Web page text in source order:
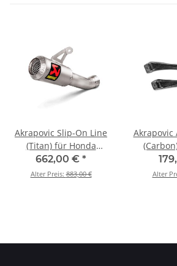
Akrapovic Slip-On Line
(Titan) für Honda
CBR1000RR SP / SP2 - BJ.
2017 > 2019 (S-H10SO18-
662,00 € *
Alter Preis:883,00 €
2017
Alter